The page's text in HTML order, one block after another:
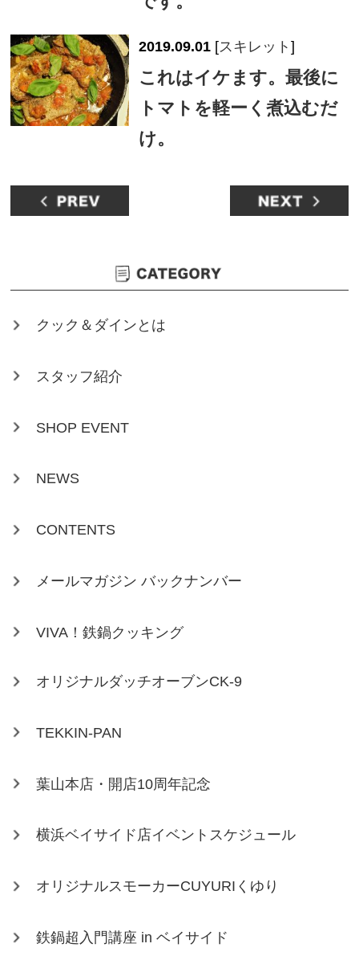
2019.09.01 [スキレット]
これはイケます。最後に
トマトを軽ーく煮込むだ
け。
クック＆ダインとは
スタッフ紹介
SHOP EVENT
NEWS
CONTENTS
メールマガジン バックナンバー
VIVA！鉄鍋クッキング
オリジナルダッチオーブンCK-9
TEKKIN-PAN
葉山本店・開店10周年記念
横浜ベイサイド店イベントスケジュール
オリジナルスモーカーCUYURIくゆり
鉄鍋超入門講座 in ベイサイド